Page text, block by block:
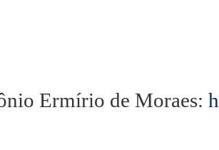
Ermírio de Moraes: